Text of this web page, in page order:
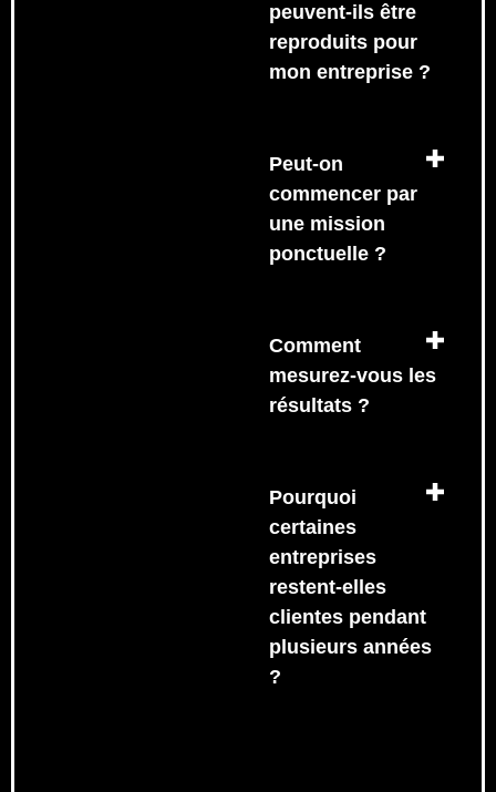
peuvent-ils être
reproduits pour
mon entreprise ?
Peut-on
commencer par
une mission
ponctuelle ?
Comment
mesurez-vous les
résultats ?
Pourquoi
certaines
entreprises
restent-elles
clientes pendant
plusieurs années
?